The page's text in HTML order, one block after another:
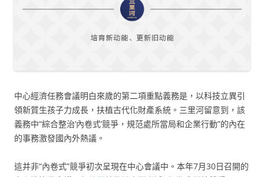
中心經濟任務會議明白來歲的第二項重點義務是，以科技立異引
領新質生孩子力成長，扶植古代化財產系統。三里河留意到，該
義務中“綜合整治‘內卷式’競爭，規范處所當局和企業行動”的內在
的事務激發國內外熱議。
這并非“內卷式”競爭初次呈現在中心會議中。本年7月30日召開的